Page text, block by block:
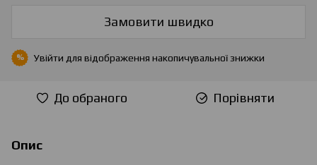
Замовити швидко
% Увійти для відображення накопичувальної знижки
До обраного Порівняти
Опис